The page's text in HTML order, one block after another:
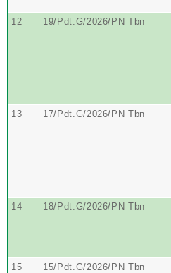
12 19/Pdt.G/2026/PN Tbn
13 17/Pdt.G/2026/PN Tbn
14 18/Pdt.G/2026/PN Tbn
15 15/Pdt.G/2026/PN Tbn